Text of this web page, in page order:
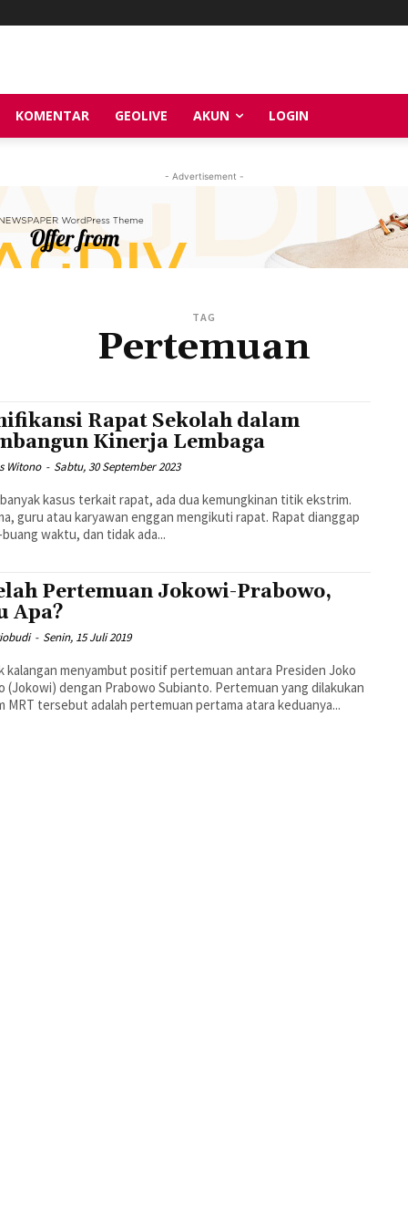
KOMENTAR GEOLIVE AKUN LOGIN
- Advertisement -
TAG
Pertemuan
Rapat Sekolah dalam
Kinerja Lembaga
Witono - Sabtu, 30 September 2023
kasus terkait rapat, ada dua kemungkinan titik ekstrim.
guru atau karyawan enggan mengikuti rapat. Rapat dianggap
waktu, dan tidak ada...
Pertemuan Jokowi-Prabowo,
Apa?
- Senin, 15 Juli 2019
kalangan menyambut positif pertemuan antara Presiden Joko
(Jokowi) dengan Prabowo Subianto. Pertemuan yang dilakukan
MRT tersebut adalah pertemuan pertama atara keduanya...